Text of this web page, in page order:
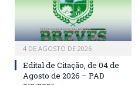
4 DE AGOSTO DE 2026
Edital de Citação, de 04 de
Agosto de 2026 – PAD